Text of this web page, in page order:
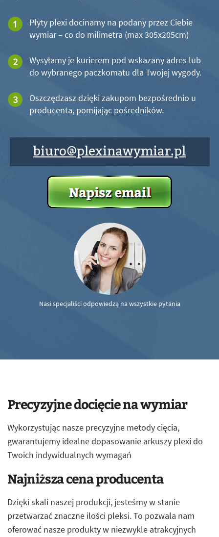
Płyty plexi docinamy na podany przez Ciebie
wymiar – co do milimetra (max 305x205cm)
Wysyłamy je kurierem pod wskazany adres lub
do wybranego paczkomatu dla Twojej wygody.
Oszczędzasz dzięki zakupom bezpośrednio u
producenta, pomijając pośredników.
biuro@plexinawymiar.pl
Nasi specjaliści odpowiedzą na wszystkie pytania
Precyzyjne docięcie na wymiar
Wykorzystując nasze precyzyjne metody cięcia,
gwarantujemy idealne dopasowanie arkuszy plexi do
Twoich indywidualnych wymagań
Najniższa cena producenta
Dzięki skali naszej produkcji, jesteśmy w stanie
przetwarzać znaczne ilości pleksi. To pozwala nam
oferować nasze produkty w niezwykle atrakcyjnych